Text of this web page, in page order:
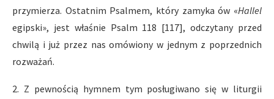
przymierza. Ostatnim Psalmem, który zamyka ów «Hallel
egipski», jest właśnie Psalm 118 [117], odczytany przed
chwilą i już przez nas omówiony w jednym z poprzednich
rozważań.
2. Z pewnością hymnem tym posługiwano się w liturgii